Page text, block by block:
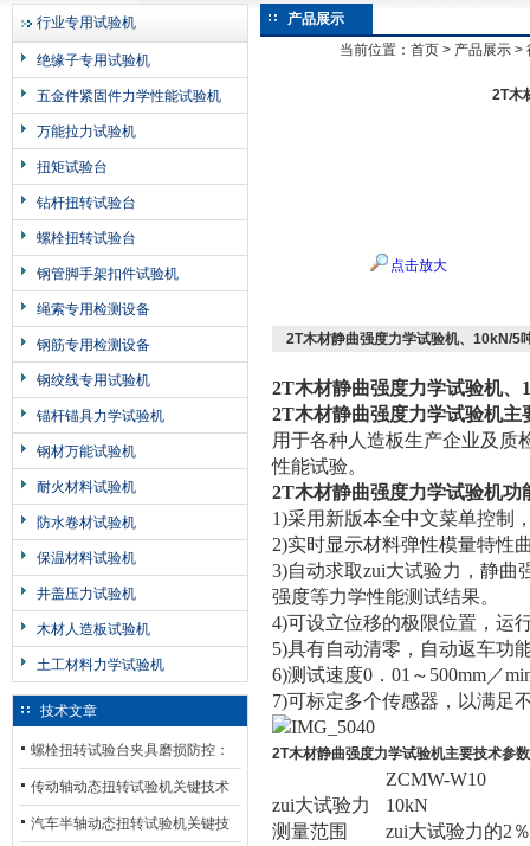
钻杆扭转试验台选型指南：从额定扭矩到加载频率的工况适配
2026-07-23
钻杆扭转试验台选型指南：从额定扭矩到加载频率的工况适配
2026-07-23
行业专用试验机
绝缘子专用试验机
五金件紧固件力学性能试验机
万能拉力试验机
扭矩试验台
钻杆扭转试验台
螺栓扭转试验台
钢管脚手架扣件试验机
绳索专用检测设备
钢筋专用检测设备
钢绞线专用试验机
锚杆锚具力学试验机
钢材万能试验机
耐火材料试验机
防水卷材试验机
保温材料试验机
井盖压力试验机
木材人造板试验机
土工材料力学试验机
技术文章
螺栓扭转试验台夹具磨损防控：
材质选型与表面处理的耐用性优
化
传动轴动态扭转试验机关键技术
及产业落地应用
汽车半轴动态扭转试验机关键技
产品展示
当前位置： 首页 > 产品展示 >
2T木
点击放大
2T木材静曲强度力学试验机、10kN/5
2T木材静曲强度力学试验机、
2T木材静曲强度力学试验机主
用于各种人造板生产企业及质
性能试验。
2T木材静曲强度力学试验机功
1)采用新版本全中文菜单控制
2)实时显示材料弹性模量特性
3)自动求取zui大试验力，静曲
强度等力学性能测试结果。
4)可设立位移的极限位置，运
5)具有自动清零，自动返车功
6)测试速度0．01～500mm／
7)可标定多个传感器，以满足
2T木材静曲强度力学试验机主要技术参
ZCMW-W10
zui大试验力
10kN
测量范围
zui大试验力的2